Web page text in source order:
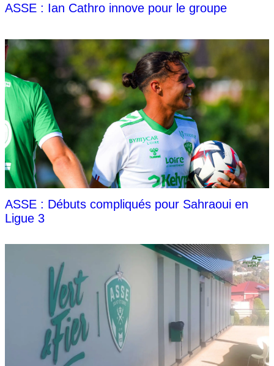
ASSE : Ian Cathro innove pour le groupe
ASSE : Débuts compliqués pour Sahraoui en
Ligue 3